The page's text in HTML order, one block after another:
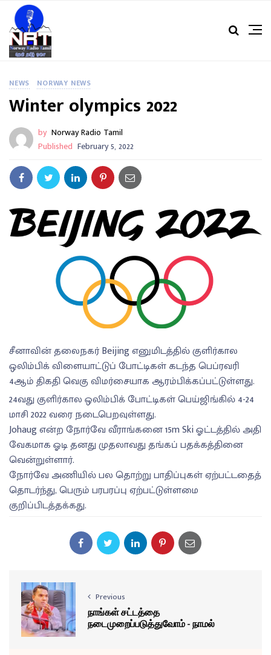
NEWS NORWAY NEWS
Winter olympics 2022
by Norway Radio Tamil
Published February 5, 2022
சீனாவின் தலைநகர் Beijing எனுமிடத்தில் குளிர்கால
ஒலிம்பிக் விளையாட்டுப் போட்டிகள் கடந்த பெப்ரவரி
4ஆம் திகதி வெகு விமர்சையாக ஆரம்பிக்கப்பட்டுள்ளது.
24வது குளிர்கால ஒலிம்பிக் போட்டிகள் பெய்ஜிங்கில் 4-24
மாசி 2022 வரை நடைபெறவுள்ளது.
Johaug என்ற நோர்வே வீராங்கனை 15m Ski ஓட்டத்தில் அதி
வேகமாக ஓடி தனது முதலாவது தங்கப் பதக்கத்தினை
வென்றுள்ளார்.
நோர்வே அணியில் பல தொற்று பாதிப்புகள் ஏற்பட்டதைத்
தொடர்ந்து, பெரும் பரபரப்பு ஏற்பட்டுள்ளமை
குறிப்பிடத்தக்கது.
Previous
நாங்கள் சட்டத்தை
நடைமுறைப்படுத்துவோம் - நாமல்